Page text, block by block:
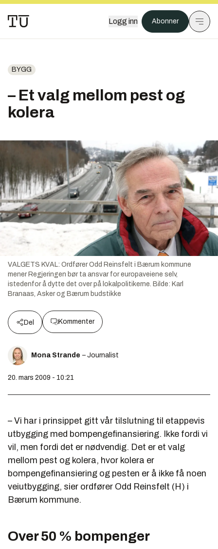
Logg inn Abonner
BYGG
– Et valg mellom pest og
kolera
VALGETS KVAL: Ordfører Odd Reinsfelt i Bærum kommune
mener Regjeringen bør ta ansvar for europaveiene selv,
istedenfor å dytte det over på lokalpolitikerne. Bilde: Karl
Branaas, Asker og Bærum budstikke
Del Kommenter
Mona Strande – Journalist
20. mars 2009 - 10:21
– Vi har i prinsippet gitt vår tilslutning til etappevis
utbygging med bompengefinansiering. Ikke fordi vi
vil, men fordi det er nødvendig. Det er et valg
mellom pest og kolera, hvor kolera er
bompengefinansiering og pesten er å ikke få noen
veiutbygging, sier ordfører Odd Reinsfelt (H) i
Bærum kommune.
Over 50 % bompenger